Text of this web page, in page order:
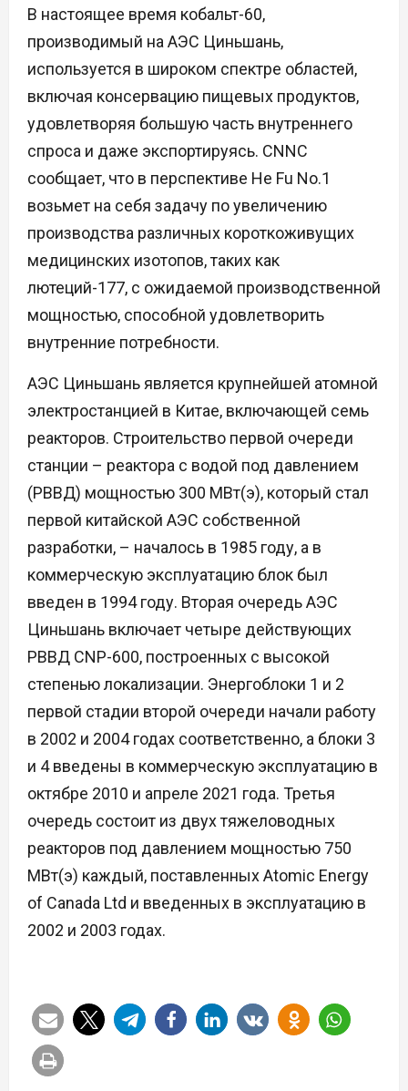
В настоящее время кобальт-60,
производимый на АЭС Циньшань,
используется в широком спектре областей,
включая консервацию пищевых продуктов,
удовлетворяя большую часть внутреннего
спроса и даже экспортируясь. CNNC
сообщает, что в перспективе He Fu No.1
возьмет на себя задачу по увеличению
производства различных короткоживущих
медицинских изотопов, таких как
лютеций-177, с ожидаемой производственной
мощностью, способной удовлетворить
внутренние потребности.
АЭС Циньшань является крупнейшей атомной
электростанцией в Китае, включающей семь
реакторов. Строительство первой очереди
станции – реактора с водой под давлением
(РВВД) мощностью 300 МВт(э), который стал
первой китайской АЭС собственной
разработки, – началось в 1985 году, а в
коммерческую эксплуатацию блок был
введен в 1994 году. Вторая очередь АЭС
Циньшань включает четыре действующих
РВВД CNP-600, построенных с высокой
степенью локализации. Энергоблоки 1 и 2
первой стадии второй очереди начали работу
в 2002 и 2004 годах соответственно, а блоки 3
и 4 введены в коммерческую эксплуатацию в
октябре 2010 и апреле 2021 года. Третья
очередь состоит из двух тяжеловодных
реакторов под давлением мощностью 750
МВт(э) каждый, поставленных Atomic Energy
of Canada Ltd и введенных в эксплуатацию в
2002 и 2003 годах.